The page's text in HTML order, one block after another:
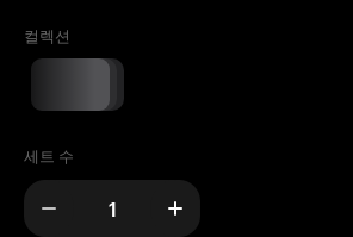
컬렉션
세트 수